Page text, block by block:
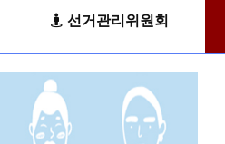
선거관리위원회